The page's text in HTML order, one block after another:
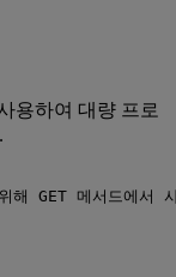
용하여 대량 프로
해 GET 메서드에